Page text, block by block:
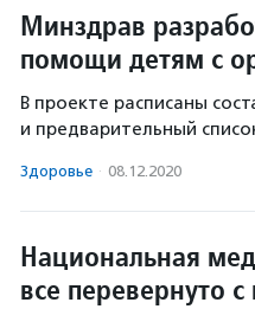
Минздрав
помощи детям с
В проекте расписаны
и предварительный
Здоровье · 08.12.2020
Национальная
все перевернуто